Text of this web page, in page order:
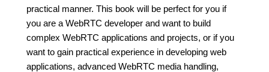
practical manner. This book will be perfect for you if
you are a WebRTC developer and want to build
complex WebRTC applications and projects, or if you
want to gain practical experience in developing web
applications, advanced WebRTC media handling,